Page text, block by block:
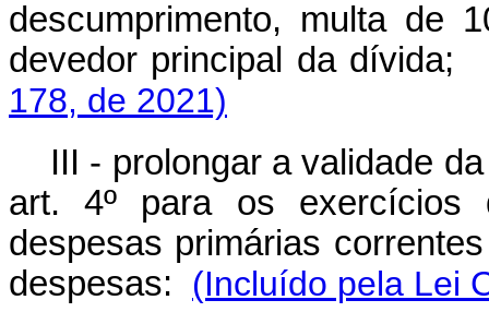
descumprimento, multa de
devedor principal da
178, de 2021)
III - prolongar a validade
art. 4º para os
despesas primárias
despesas: (Incluído pela Lei